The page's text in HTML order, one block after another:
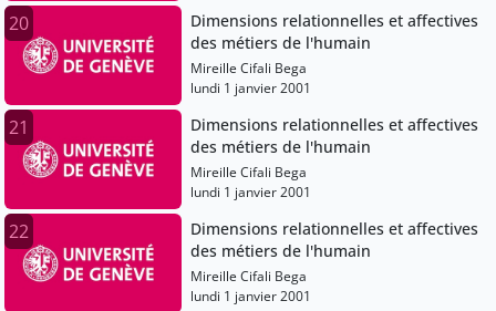
20
Dimensions relationnelles et affectives
des métiers de l'humain
Mireille Cifali Bega
lundi 1 janvier 2001
21
Dimensions relationnelles et affectives
des métiers de l'humain
Mireille Cifali Bega
lundi 1 janvier 2001
22
Dimensions relationnelles et affectives
des métiers de l'humain
Mireille Cifali Bega
lundi 1 janvier 2001